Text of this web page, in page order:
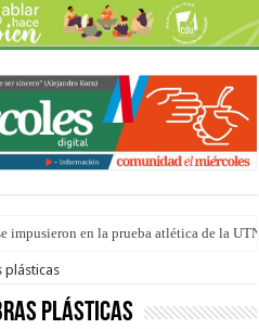
impusieron en la prueba atlética de la
años de Aníbal Sampayo
plásticas
plásticas